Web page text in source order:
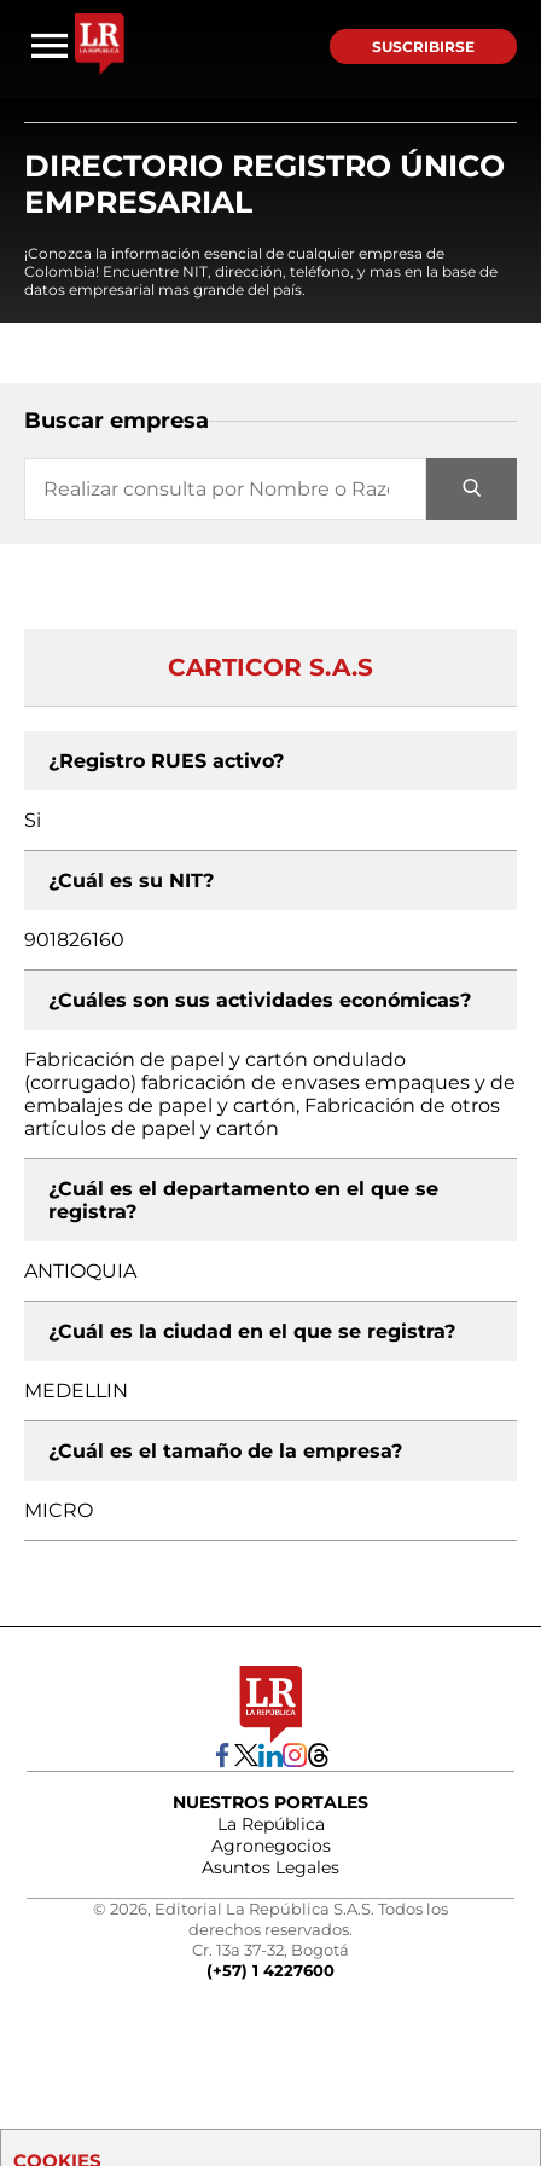
SUSCRIBIRSE
DIRECTORIO REGISTRO ÚNICO
EMPRESARIAL
¡Conozca la información esencial de cualquier empresa de
Colombia! Encuentre NIT, dirección, teléfono, y mas en la base de
datos empresarial mas grande del país.
Buscar empresa
CARTICOR S.A.S
¿Registro RUES activo?
Si
¿Cuál es su NIT?
901826160
¿Cuáles son sus actividades económicas?
Fabricación de papel y cartón ondulado
(corrugado) fabricación de envases empaques y de
embalajes de papel y cartón, Fabricación de otros
artículos de papel y cartón
¿Cuál es el departamento en el que se
registra?
ANTIOQUIA
¿Cuál es la ciudad en el que se registra?
MEDELLIN
¿Cuál es el tamaño de la empresa?
MICRO
NUESTROS PORTALES
La República
Agronegocios
Asuntos Legales
© 2026, Editorial La República S.A.S. Todos los
derechos reservados.
Cr. 13a 37-32, Bogotá
(+57) 1 4227600
COOKIES